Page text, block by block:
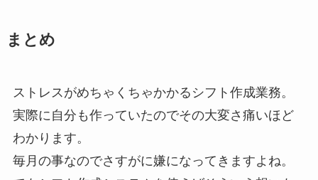
まとめ
ストレスがめちゃくちゃかかるシフト作成業務。
実際に自分も作っていたのでその大変さ痛いほど
わかります。
毎月の事なのでさすがに嫌になってきますよね。